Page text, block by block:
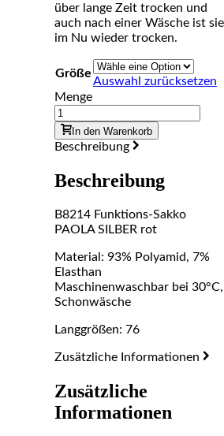
über lange Zeit trocken und
auch nach einer Wäsche ist sie
im Nu wieder trocken.
Größe
Auswahl zurücksetzen
Menge
In den Warenkorb
Beschreibung
Beschreibung
B8214 Funktions-Sakko
PAOLA SILBER rot
Material: 93% Polyamid, 7%
Elasthan
Maschinenwaschbar bei 30°C,
Schonwäsche
Langgrößen: 76
Zusätzliche Informationen
Zusätzliche
Informationen